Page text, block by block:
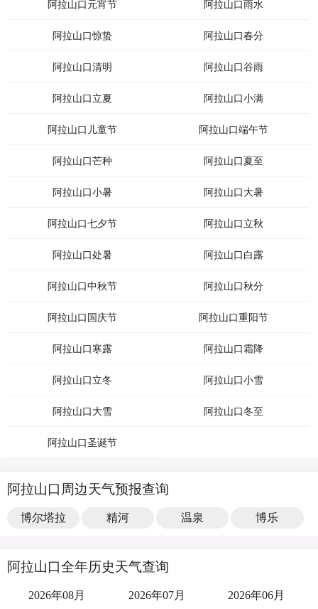
阿拉山口元宵节 阿拉山口雨水
阿拉山口惊蛰 阿拉山口春分
阿拉山口清明 阿拉山口谷雨
阿拉山口立夏 阿拉山口小满
阿拉山口儿童节 阿拉山口端午节
阿拉山口芒种 阿拉山口夏至
阿拉山口小暑 阿拉山口大暑
阿拉山口七夕节 阿拉山口立秋
阿拉山口处暑 阿拉山口白露
阿拉山口中秋节 阿拉山口秋分
阿拉山口国庆节 阿拉山口重阳节
阿拉山口寒露 阿拉山口霜降
阿拉山口立冬 阿拉山口小雪
阿拉山口大雪 阿拉山口冬至
阿拉山口圣诞节
阿拉山口周边天气预报查询
博尔塔拉 精河 温泉 博乐
阿拉山口全年历史天气查询
2026年08月 2026年07月 2026年06月